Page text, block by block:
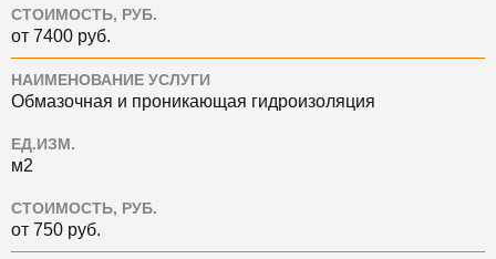
СТОИМОСТЬ, РУБ.
от 7400 руб.
НАИМЕНОВАНИЕ УСЛУГИ
Обмазочная и проникающая гидроизоляция
ЕД.ИЗМ.
м2
СТОИМОСТЬ, РУБ.
от 750 руб.